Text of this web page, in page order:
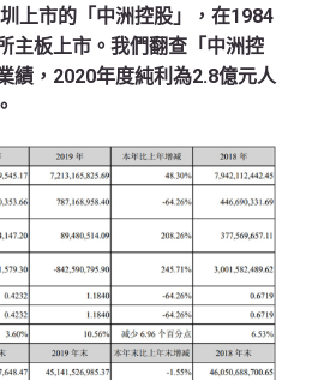
上市的「中洲控股」，在1984
主板上市。我們翻查「中洲控
績，2020年度純利為2.8億元人